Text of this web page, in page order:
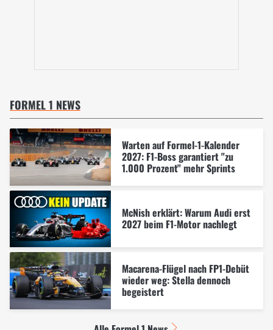
FORMEL 1 NEWS
Warten auf Formel-1-Kalender
2027: F1-Boss garantiert "zu
1.000 Prozent" mehr Sprints
McNish erklärt: Warum Audi erst
2027 beim F1-Motor nachlegt
Macarena-Flügel nach FP1-Debüt
wieder weg: Stella dennoch
begeistert